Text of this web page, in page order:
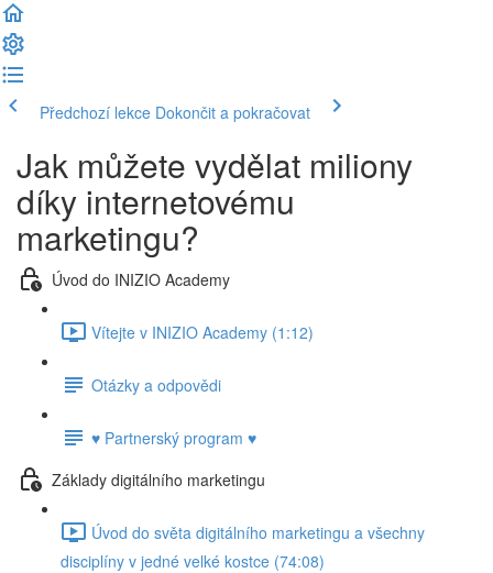
Předchozí lekce Dokončit a pokračovat
Jak můžete vydělat miliony
díky internetovému
marketingu?
Úvod do INIZIO Academy
Vítejte v INIZIO Academy (1:12)
Otázky a odpovědi
♥ Partnerský program ♥
Základy digitálního marketingu
Úvod do světa digitálního marketingu a všechny
disciplíny v jedné velké kostce (74:08)